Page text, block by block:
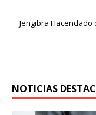
Jengibra
NOTICIAS